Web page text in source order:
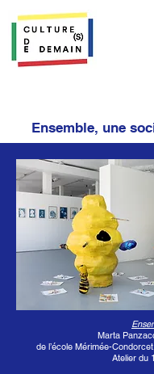
Ensemble, une
Marta
de l’école Mérimée-
Atelier du